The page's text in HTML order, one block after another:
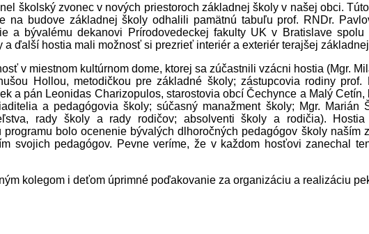
školský zvonec v nových priestoroch základnej školy v našej obci.
na budove základnej školy odhalili pamätnú tabuľu prof. RNDr.
a bývalému dekanovi Prírodovedeckej fakulty UK v Bratislave
ďalší hostia mali možnosť si prezrieť interiér a exteriér terajšej
v miestnom kultúrnom dome, ktorej sa zúčastnili vzácni hostia (Mgr.
Hollou, metodičkou pre základné školy; zástupcovia rodiny
a pán Leonidas Charizopulos, starostovia obcí Čechynce a Malý
a pedagógovia školy; súčasný manažment školy; Mgr.
rady školy a rady rodičov; absolventi školy a rodičia).
bolo ocenenie bývalých dlhoročných pedagógov školy naším
svojich pedagógov. Pevne veríme, že v každom hosťovi zanechal
kolegom i deťom úprimné poďakovanie za organizáciu a realizáciu